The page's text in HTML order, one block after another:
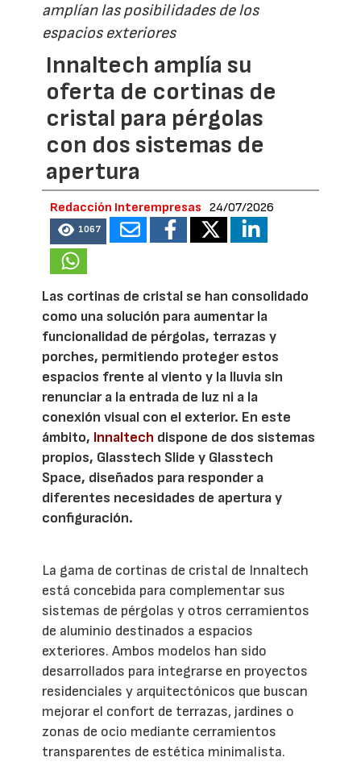
amplían las posibilidades de los
espacios exteriores
Innaltech amplía su
oferta de cortinas de
cristal para pérgolas
con dos sistemas de
apertura
Redacción Interempresas 24/07/2026
1067
Las cortinas de cristal se han consolidado
como una solución para aumentar la
funcionalidad de pérgolas, terrazas y
porches, permitiendo proteger estos
espacios frente al viento y la lluvia sin
renunciar a la entrada de luz ni a la
conexión visual con el exterior. En este
ámbito, Innaltech dispone de dos sistemas
propios, Glasstech Slide y Glasstech
Space, diseñados para responder a
diferentes necesidades de apertura y
configuración.
La gama de cortinas de cristal de Innaltech
está concebida para complementar sus
sistemas de pérgolas y otros cerramientos
de aluminio destinados a espacios
exteriores. Ambos modelos han sido
desarrollados para integrarse en proyectos
residenciales y arquitectónicos que buscan
mejorar el confort de terrazas, jardines o
zonas de ocio mediante cerramientos
transparentes de estética minimalista.